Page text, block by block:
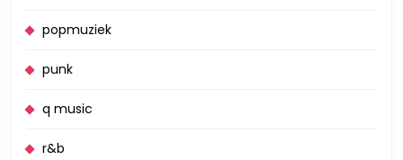
popmuziek
punk
q music
r&b